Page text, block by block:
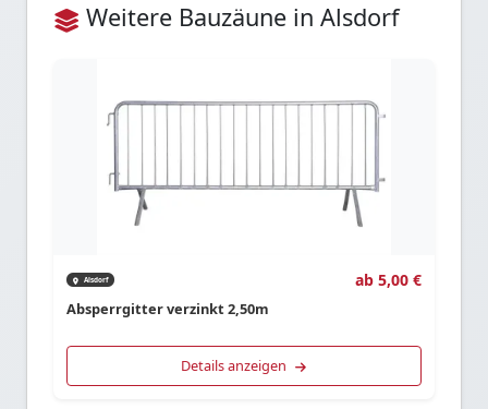
Weitere Bauzäune in Alsdorf
Alsdorf ab 5,00 €
Absperrgitter verzinkt 2,50m
Details anzeigen